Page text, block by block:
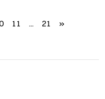
11 ... 21 »